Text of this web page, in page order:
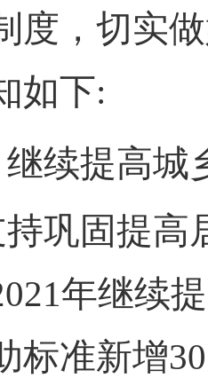
度，切实
如下:
续提高城
持巩固提高
年继续
标准新增